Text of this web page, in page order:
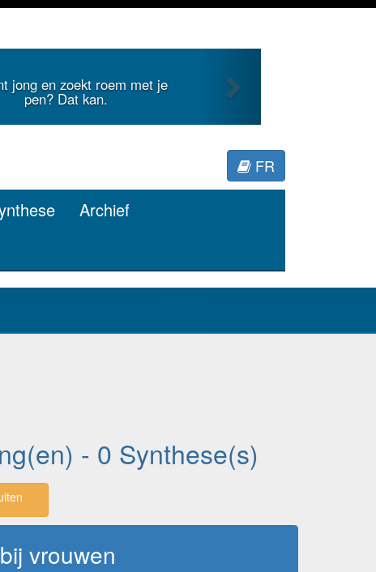
jong en zoekt roem met je
pen? Dat kan.
FR
Archief
- 0 Synthese(s)
vrouwen